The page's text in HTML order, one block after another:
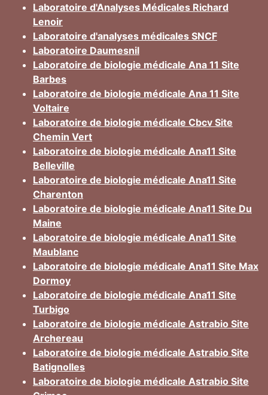
Laboratoire d'Analyses Médicales Richard
Lenoir
Laboratoire d'analyses médicales SNCF
Laboratoire Daumesnil
Laboratoire de biologie médicale Ana 11 Site
Barbes
Laboratoire de biologie médicale Ana 11 Site
Voltaire
Laboratoire de biologie médicale Cbcv Site
Chemin Vert
Laboratoire de biologie médicale Ana11 Site
Belleville
Laboratoire de biologie médicale Ana11 Site
Charenton
Laboratoire de biologie médicale Ana11 Site Du
Maine
Laboratoire de biologie médicale Ana11 Site
Maublanc
Laboratoire de biologie médicale Ana11 Site Max
Dormoy
Laboratoire de biologie médicale Ana11 Site
Turbigo
Laboratoire de biologie médicale Astrabio Site
Archereau
Laboratoire de biologie médicale Astrabio Site
Batignolles
Laboratoire de biologie médicale Astrabio Site